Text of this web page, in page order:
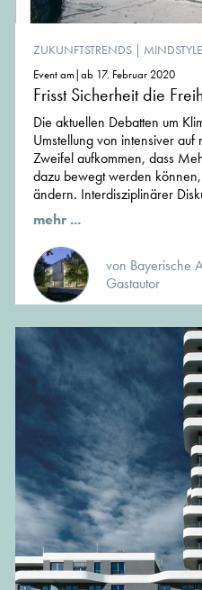
ZUKUNFTSTRENDS | MINDSTYLE
Event am|ab 17. Februar 2020
Frisst Sicherheit die
Die aktuellen Debatten um
Umstellung von intensiver auf
Zweifel aufkommen, dass
dazu bewegt werden
ändern. Interdisziplinärer
mehr ...
von Bayerische
Gastautor